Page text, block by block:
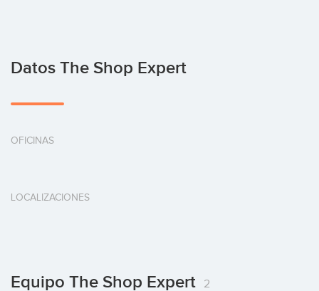
Datos The Shop Expert
OFICINAS
LOCALIZACIONES
Equipo The Shop Expert 2